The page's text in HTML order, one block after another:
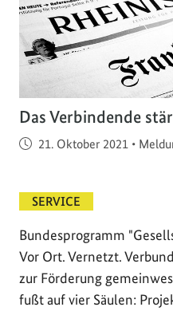
Das Verbindende
Veröffentlicht am
21. Oktober 2021 •
SERVICE
Bundesprogramm
Vor Ort. Vernetzt.
zur Förderung
fußt auf vier Säulen: